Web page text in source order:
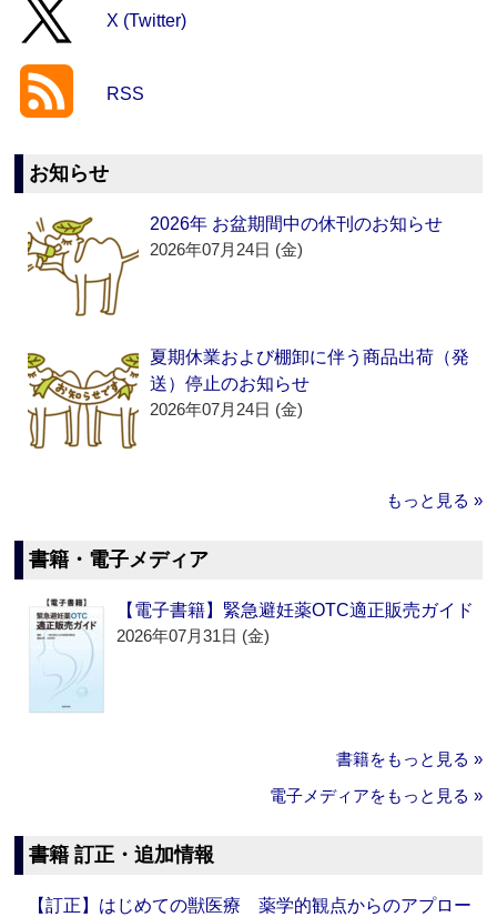
X (Twitter)
RSS
お知らせ
2026年 お盆期間中の休刊のお知らせ
2026年07月24日 (金)
夏期休業および棚卸に伴う商品出荷（発
送）停止のお知らせ
2026年07月24日 (金)
もっと見る »
書籍・電子メディア
【電子書籍】緊急避妊薬OTC適正販売ガイド
2026年07月31日 (金)
書籍をもっと見る »
電子メディアをもっと見る »
書籍 訂正・追加情報
【訂正】はじめての獣医療 薬学的観点からのアプロー